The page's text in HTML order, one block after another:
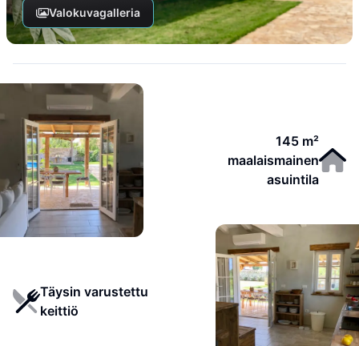
Valokuvagalleria
145 m²
maalaismainen
asuintila
Täysin varustettu
keittiö